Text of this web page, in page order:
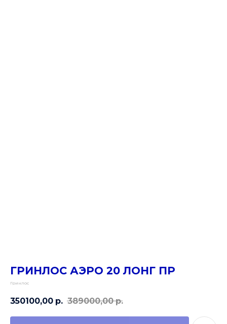
ГРИНЛОС АЭРО 20 ЛОНГ ПР
Гринлос
350100,00 р. 389000,00 р.